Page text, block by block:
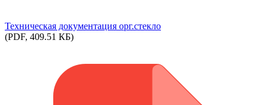
Техническая документация орг.стекло
(PDF, 409.51 КБ)